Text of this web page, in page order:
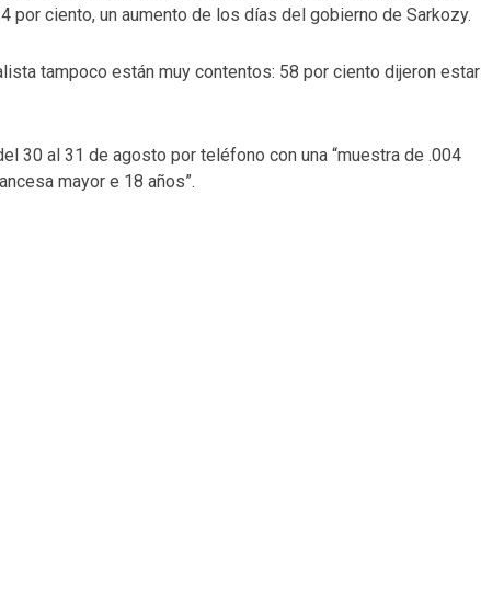
ciento, un aumento de los días del gobierno de Sarkozy.
tampoco están muy contentos: 58 por ciento dijeron estar
30 al 31 de agosto por teléfono con una “muestra de .004
mayor e 18 años”.